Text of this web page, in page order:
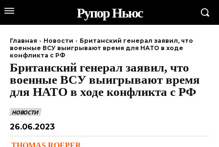
Рупор Ньюс
Главная Новости
Британский генерал заявил, что
военные ВСУ выигрывают время для НАТО в ходе
конфликта с РФ
Британский генерал заявил, что
военные ВСУ выигрывают время
для НАТО в ходе конфликта с РФ
НОВОСТИ
26.06.2023
THOMAS ROEPER